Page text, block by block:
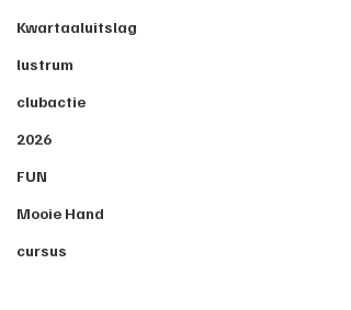
Kwartaaluitslag
lustrum
clubactie
2026
FUN
Mooie Hand
cursus